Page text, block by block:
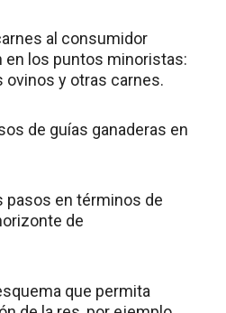
al consumidor
en los puntos minoristas:
y otras carnes.
de guías ganaderas en
pasos en términos de
de
que permita